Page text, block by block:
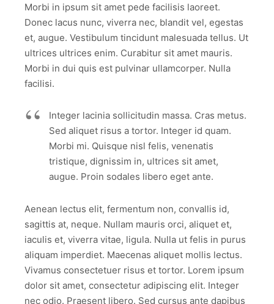
Morbi in ipsum sit amet pede facilisis laoreet.
Donec lacus nunc, viverra nec, blandit vel, egestas
et, augue. Vestibulum tincidunt malesuada tellus. Ut
ultrices ultrices enim. Curabitur sit amet mauris.
Morbi in dui quis est pulvinar ullamcorper. Nulla
facilisi.
Integer lacinia sollicitudin massa. Cras metus.
Sed aliquet risus a tortor. Integer id quam.
Morbi mi. Quisque nisl felis, venenatis
tristique, dignissim in, ultrices sit amet,
augue. Proin sodales libero eget ante.
Aenean lectus elit, fermentum non, convallis id,
sagittis at, neque. Nullam mauris orci, aliquet et,
iaculis et, viverra vitae, ligula. Nulla ut felis in purus
aliquam imperdiet. Maecenas aliquet mollis lectus.
Vivamus consectetuer risus et tortor. Lorem ipsum
dolor sit amet, consectetur adipiscing elit. Integer
nec odio. Praesent libero. Sed cursus ante dapibus